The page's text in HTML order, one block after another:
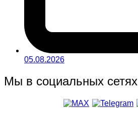
05.08.2026
Мы в социальных сетях